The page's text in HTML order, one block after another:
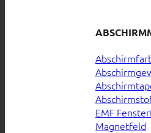
EMF
Magnetfeld